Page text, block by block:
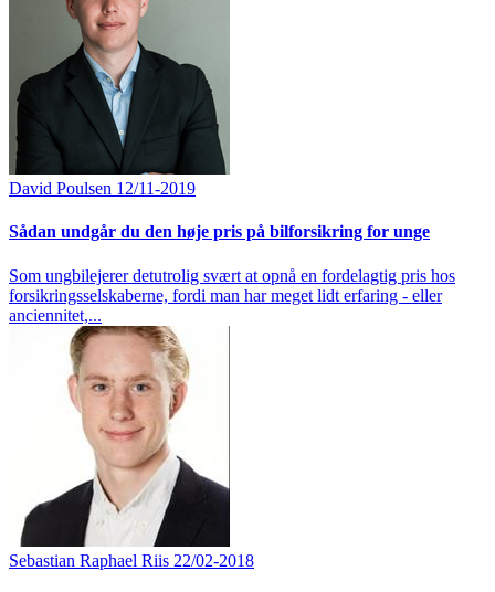
David Poulsen 12/11-2019
Sådan undgår du den høje pris på bilforsikring for unge
Som ungbilejerer detutrolig svært at opnå en fordelagtig pris hos
forsikringsselskaberne, fordi man har meget lidt erfaring - eller
anciennitet,...
Sebastian Raphael Riis 22/02-2018